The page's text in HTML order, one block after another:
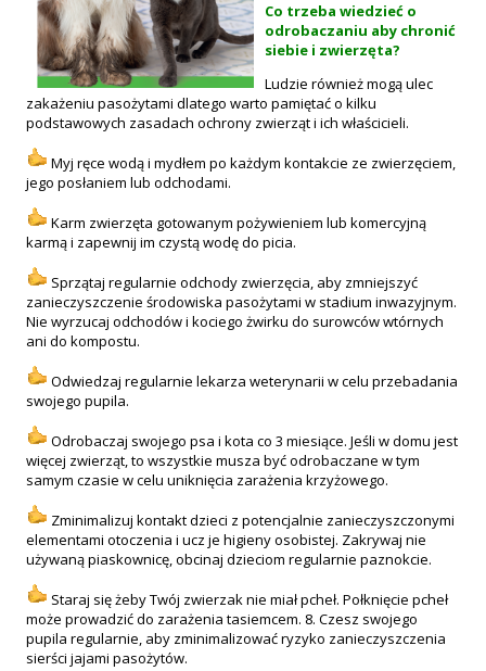
Co trzeba wiedzieć o
odrobaczaniu aby chronić
siebie i zwierzęta?
Ludzie również mogą ulec
zakażeniu pasożytami dlatego warto pamiętać o kilku
podstawowych zasadach ochrony zwierząt i ich właścicieli.
Myj ręce wodą i mydłem po każdym kontakcie ze zwierzęciem,
jego posłaniem lub odchodami.
Karm zwierzęta gotowanym pożywieniem lub komercyjną
karmą i zapewnij im czystą wodę do picia.
Sprzątaj regularnie odchody zwierzęcia, aby zmniejszyć
zanieczyszczenie środowiska pasożytami w stadium inwazyjnym.
Nie wyrzucaj odchodów i kociego żwirku do surowców wtórnych
ani do kompostu.
Odwiedzaj regularnie lekarza weterynarii w celu przebadania
swojego pupila.
Odrobaczaj swojego psa i kota co 3 miesiące. Jeśli w domu jest
więcej zwierząt, to wszystkie musza być odrobaczane w tym
samym czasie w celu uniknięcia zarażenia krzyżowego.
Zminimalizuj kontakt dzieci z potencjalnie zanieczyszczonymi
elementami otoczenia i ucz je higieny osobistej. Zakrywaj nie
używaną piaskownicę, obcinaj dzieciom regularnie paznokcie.
Staraj się żeby Twój zwierzak nie miał pcheł. Połknięcie pcheł
może prowadzić do zarażenia tasiemcem. 8. Czesz swojego
pupila regularnie, aby zminimalizować ryzyko zanieczyszczenia
sierści jajami pasożytów.